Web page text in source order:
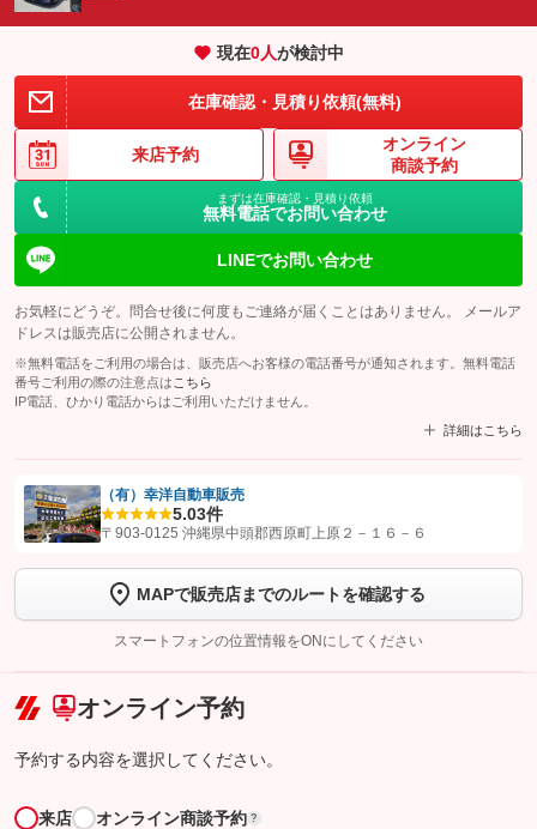
現在0人が検討中
在庫確認・見積り依頼(無料)
来店予約
オンライン
商談予約
まずは在庫確認・見積り依頼
無料電話でお問い合わせ
LINEでお問い合わせ
お気軽にどうぞ。問合せ後に何度もご連絡が届くことはありません。 メールア
ドレスは販売店に公開されません。
※無料電話をご利用の場合は、販売店へお客様の電話番号が通知されます。無料電話
番号ご利用の際の注意点は こちら
IP電話、ひかり電話からはご利用いただけません。
詳細はこちら
【STEP1】認証画面でグーネットを友だち追加してから「許可する」ボタンを押
トーク画面で
ボタンをタップして問い合わせを
完了してください。
こちら
（有）幸洋自動車販売
5.03件
〒903-0125 沖縄県中頭郡西原町上原２－１６－６
MAPで販売店までのルートを確認する
スマートフォンの位置情報をONにしてください
オンライン予約
予約する内容を選択してください。
来店 オンライン商談予約 ?